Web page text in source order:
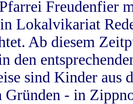
Freudenfier
Lokalvikariat
Ab diesem
den
sind Kinder aus
- in